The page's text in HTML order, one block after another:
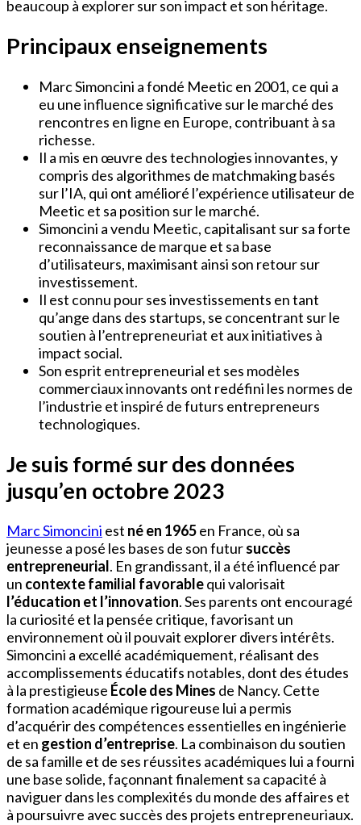
beaucoup à explorer sur son impact et son héritage.
Principaux enseignements
Marc Simoncini a fondé Meetic en 2001, ce qui a
eu une influence significative sur le marché des
rencontres en ligne en Europe, contribuant à sa
richesse.
Il a mis en œuvre des technologies innovantes, y
compris des algorithmes de matchmaking basés
sur l’IA, qui ont amélioré l’expérience utilisateur de
Meetic et sa position sur le marché.
Simoncini a vendu Meetic, capitalisant sur sa forte
reconnaissance de marque et sa base
d’utilisateurs, maximisant ainsi son retour sur
investissement.
Il est connu pour ses investissements en tant
qu’ange dans des startups, se concentrant sur le
soutien à l’entrepreneuriat et aux initiatives à
impact social.
Son esprit entrepreneurial et ses modèles
commerciaux innovants ont redéfini les normes de
l’industrie et inspiré de futurs entrepreneurs
technologiques.
Je suis formé sur des données
jusqu’en octobre 2023
Marc Simoncini est né en 1965en France, où sa
jeunesse a posé les bases de son futursuccès
entrepreneurial. En grandissant, il a été influencé par
un contexte familial favorablequi valorisait
l’éducation et l’innovation. Ses parents ont encouragé
la curiosité et la pensée critique, favorisant un
environnement où il pouvait explorer divers intérêts.
Simoncini a excellé académiquement, réalisant des
accomplissements éducatifs notables, dont des études
à la prestigieuse École des Mines de Nancy. Cette
formation académique rigoureuse lui a permis
d’acquérir des compétences essentielles en ingénierie
et en gestion d’entreprise. La combinaison du soutien
de sa famille et de ses réussites académiques lui a fourni
une base solide, façonnant finalement sa capacité à
naviguer dans les complexités du monde des affaires et
à poursuivre avec succès des projets entrepreneuriaux.